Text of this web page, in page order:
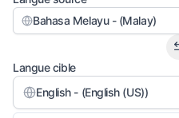
Bahasa Melayu - (Malay)
Langue cible
English - (English (US))